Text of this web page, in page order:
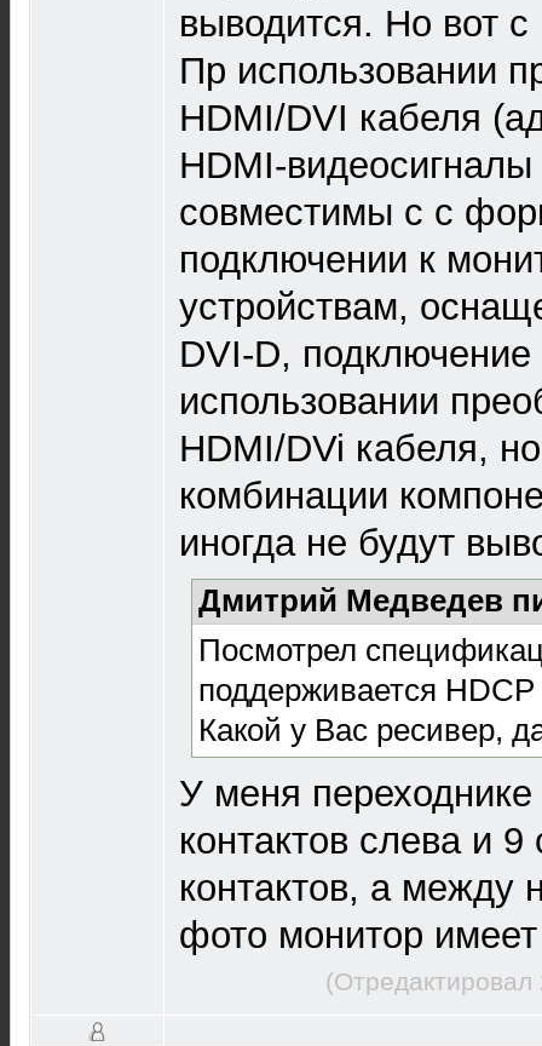
выводится. Но вот
Пр использовании
HDMI/DVI кабеля
HDMI-видеосигналы
совместимы с с
подключении к
устройствам,
DVI-D,
использовании
HDMI/DVi кабеля,
комбинации
иногда не будут
Дмитрий Медведев
Посмотрел
поддерживается HDCP
Какой у Вас ресивер,
У меня
контактов слева и 9
контактов, а между
фото монитор